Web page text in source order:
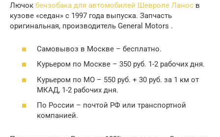
Лючок бензобака для автомобилей Шевроле Ланос в
кузове «седан» с 1997 года выпуска. Запчасть
оригинальная, производитель General Motors .
Самовывоз в Москве – бесплатно.
Курьером по Москве – 350 руб. 1-2 рабочих дня.
Курьером по МО – 550 руб. + 30 руб. за 1 км от
МКАД, 1-2 рабочих дня.
По России – почтой РФ или транспортной
компанией.